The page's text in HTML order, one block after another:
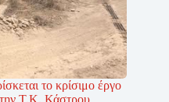
το κρίσιμο έργο
Τ.Κ. Κάστρου